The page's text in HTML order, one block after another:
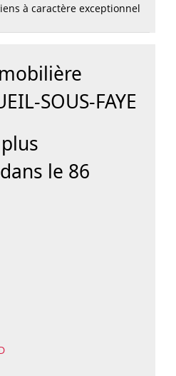
à caractère exceptionnel
SOUS-FAYE
le 86